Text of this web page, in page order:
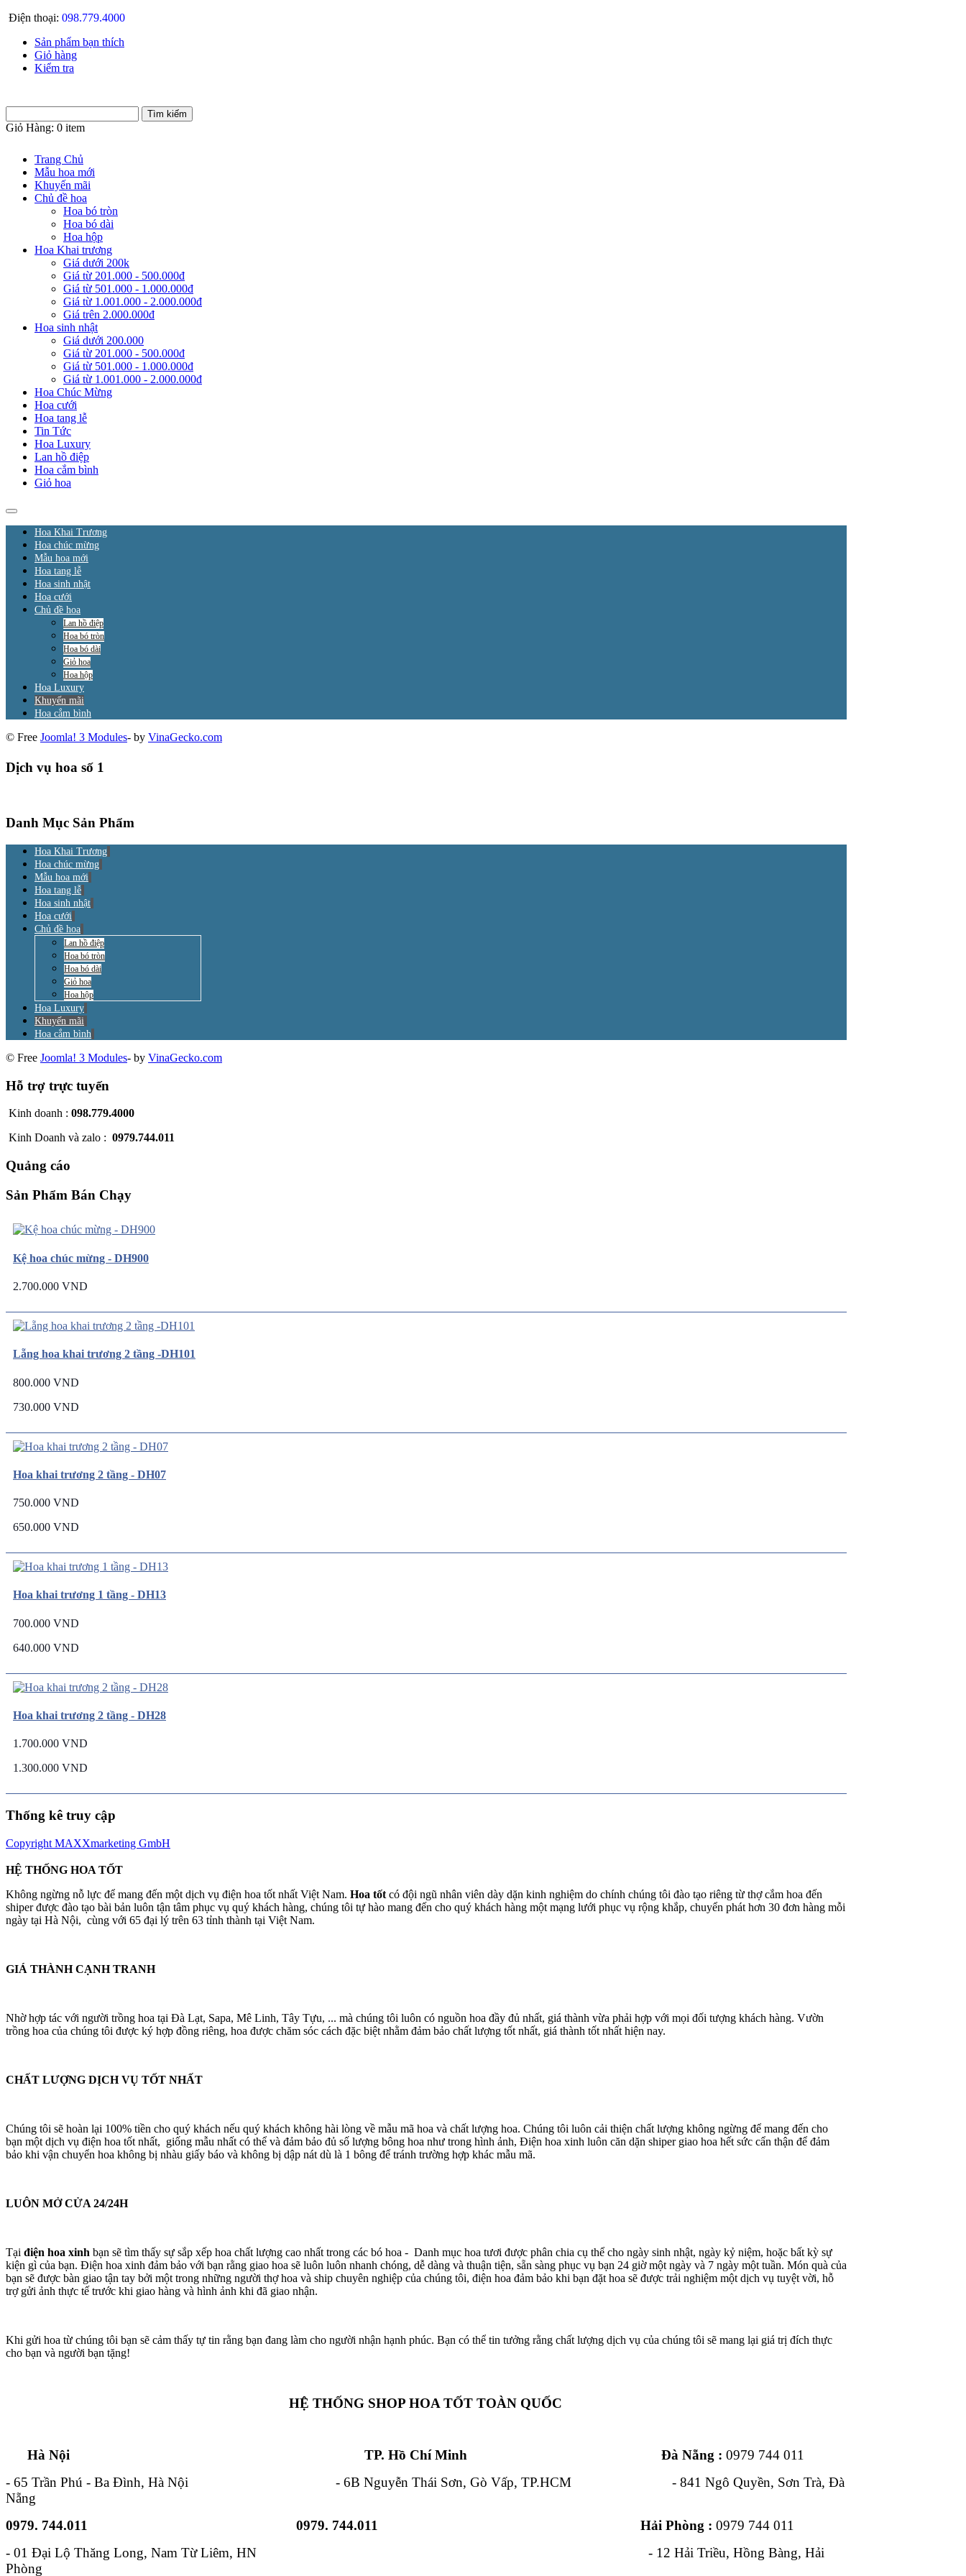
Điện thoại: 098.779.4000
Sản phẩm bạn thích
Giỏ hàng
Kiểm tra
Giỏ Hàng: 0 item
Trang Chủ
Mẫu hoa mới
Khuyến mãi
Chủ đề hoa
Hoa bó tròn
Hoa bó dài
Hoa hộp
Hoa Khai trương
Giá dưới 200k
Giá từ 201.000 - 500.000đ
Giá từ 501.000 - 1.000.000đ
Giá từ 1.001.000 - 2.000.000đ
Giá trên 2.000.000đ
Hoa sinh nhật
Giá dưới 200.000
Giá từ 201.000 - 500.000đ
Giá từ 501.000 - 1.000.000đ
Giá từ 1.001.000 - 2.000.000đ
Hoa Chúc Mừng
Hoa cưới
Hoa tang lễ
Tin Tức
Hoa Luxury
Lan hồ điệp
Hoa cắm bình
Giỏ hoa
Hoa Khai Trương
Hoa chúc mừng
Mẫu hoa mới
Hoa tang lễ
Hoa sinh nhật
Hoa cưới
Chủ đề hoa
Lan hồ điệp
Hoa bó tròn
Hoa bó dài
Giỏ hoa
Hoa hộp
Hoa Luxury
Khuyến mãi
Hoa cắm bình
© Free Joomla! 3 Modules- by VinaGecko.com
Dịch vụ hoa số 1
Danh Mục Sản Phẩm
Hoa Khai Trương
Hoa chúc mừng
Mẫu hoa mới
Hoa tang lễ
Hoa sinh nhật
Hoa cưới
Chủ đề hoa
Lan hồ điệp
Hoa bó tròn
Hoa bó dài
Giỏ hoa
Hoa hộp
Hoa Luxury
Khuyến mãi
Hoa cắm bình
© Free Joomla! 3 Modules- by VinaGecko.com
Hỗ trợ trực tuyến
Kinh doanh : 098.779.4000
Kinh Doanh và zalo : 0979.744.011
Quảng cáo
Sản Phẩm Bán Chạy
Kệ hoa chúc mừng - DH900
2.700.000 VND
Lẵng hoa khai trương 2 tầng -DH101
800.000 VND
730.000 VND
Hoa khai trương 2 tầng - DH07
750.000 VND
650.000 VND
Hoa khai trương 1 tầng - DH13
700.000 VND
640.000 VND
Hoa khai trương 2 tầng - DH28
1.700.000 VND
1.300.000 VND
Thống kê truy cập
Copyright MAXXmarketing GmbH
HỆ THỐNG HOA TỐT
Không ngừng nỗ lực để mang đến một dịch vụ điện hoa tốt nhất Việt Nam. Hoa tốt có đội ngũ nhân viên dày dặn kinh nghiệm do chính chúng tôi đào tạo riêng từ thợ cắm hoa đến
shiper được đào tạo bài bản luôn tận tâm phục vụ quý khách hàng, chúng tôi tự hào mang đến cho quý khách hàng một mạng lưới phục vụ rộng khắp, chuyển phát hơn 30 đơn hàng mỗi
ngày tại Hà Nội, cùng với 65 đại lý trên 63 tỉnh thành tại Việt Nam.
GIÁ THÀNH CẠNH TRANH
Nhờ hợp tác với người trồng hoa tại Đà Lạt, Sapa, Mê Linh, Tây Tựu, ... mà chúng tôi luôn có nguồn hoa đầy đủ nhất, giá thành vừa phải hợp với mọi đối tượng khách hàng. Vườn
trồng hoa của chúng tôi được ký hợp đồng riêng, hoa được chăm sóc cách đặc biệt nhằm đảm bảo chất lượng tốt nhất, giá thành tốt nhất hiện nay.
CHẤT LƯỢNG DỊCH VỤ TỐT NHẤT
Chúng tôi sẽ hoàn lại 100% tiền cho quý khách nếu quý khách không hài lòng về mẫu mã hoa và chất lượng hoa. Chúng tôi luôn cải thiện chất lượng không ngừng để mang đến cho
bạn một dịch vụ điện hoa tốt nhất, giống mẫu nhất có thể và đảm bảo đủ số lượng bông hoa như trong hình ảnh, Điện hoa xinh luôn căn dặn shiper giao hoa hết sức cẩn thận để đảm
bảo khi vận chuyển hoa không bị nhàu giấy báo và không bị dập nát dù là 1 bông để tránh trường hợp khác mẫu mã.
LUÔN MỞ CỬA 24/24H
Tại điện hoa xinh bạn sẽ tìm thấy sự sắp xếp hoa chất lượng cao nhất trong các bó hoa - Danh mục hoa tươi được phân chia cụ thể cho ngày sinh nhật, ngày kỷ niệm, hoặc bất kỳ sự
kiện gì của bạn. Điện hoa xinh đảm bảo với bạn rằng giao hoa sẽ luôn luôn nhanh chóng, dễ dàng và thuận tiện, sẵn sàng phục vụ bạn 24 giờ một ngày và 7 ngày một tuần. Món quà của
bạn sẽ được bàn giao tận tay bởi một trong những người thợ hoa và ship chuyên nghiệp của chúng tôi, điện hoa đảm bảo khi bạn đặt hoa sẽ được trải nghiệm một dịch vụ tuyệt vời, hỗ
trợ gửi ảnh thực tế trước khi giao hàng và hình ảnh khi đã giao nhận.
Khi gửi hoa từ chúng tôi bạn sẽ cảm thấy tự tin rằng bạn đang làm cho người nhận hạnh phúc. Bạn có thể tin tưởng rằng chất lượng dịch vụ của chúng tôi sẽ mang lại giá trị đích thực
cho bạn và người bạn tặng!
HỆ THỐNG SHOP HOA TỐT TOÀN QUỐC
Hà Nội TP. Hồ Chí Minh Đà Nẵng : 0979 744 011
- 65 Trần Phú - Ba Đình, Hà Nội - 6B Nguyễn Thái Sơn, Gò Vấp, TP.HCM - 841 Ngô Quyền, Sơn Trà, Đà
Nẵng
0979. 744.011
0979. 744.011 Hải Phòng : 0979 744 011
- 01 Đại Lộ Thăng Long, Nam Từ Liêm, HN - 12 Hải Triều, Hồng Bàng, Hải
Phòng